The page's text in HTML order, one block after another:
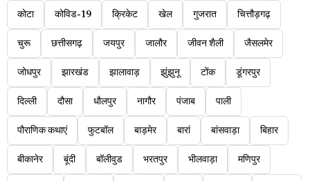
कोटा कोविड-19 क्रिकेट खेल गुजरात चित्तौड़गढ़
चुरू छत्तीसगढ़ जयपुर जालौर जीवन शैली जैसलमेर
जोधपुर झारखंड झालावाड़ झुंझुनू टोंक डूंगरपुर
दिल्ली दौसा धौलपुर नागौर पंजाब पाली
पौराणिक कथाएं फुटबॉल बाड़मेर बारां बांसवाड़ा बिहार
बीकानेर बूंदी बॉलीवुड भरतपुर भीलवाड़ा मणिपुर